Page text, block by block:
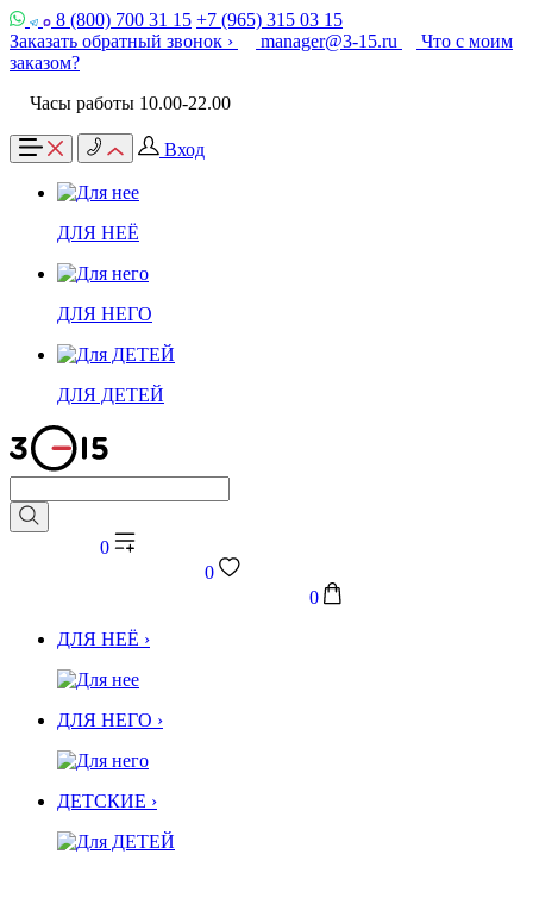
8 (800) 700 31 15 +7 (965) 315 03 15
Заказать обратный звонок ›
manager@3-15.ru
Что с моим
заказом?
Часы работы 10.00-22.00
Вход
ДЛЯ НЕЁ
ДЛЯ НЕГО
ДЛЯ ДЕТЕЙ
0
0
0
ДЛЯ НЕЁ ›
ДЛЯ НЕГО ›
ДЕТСКИЕ ›